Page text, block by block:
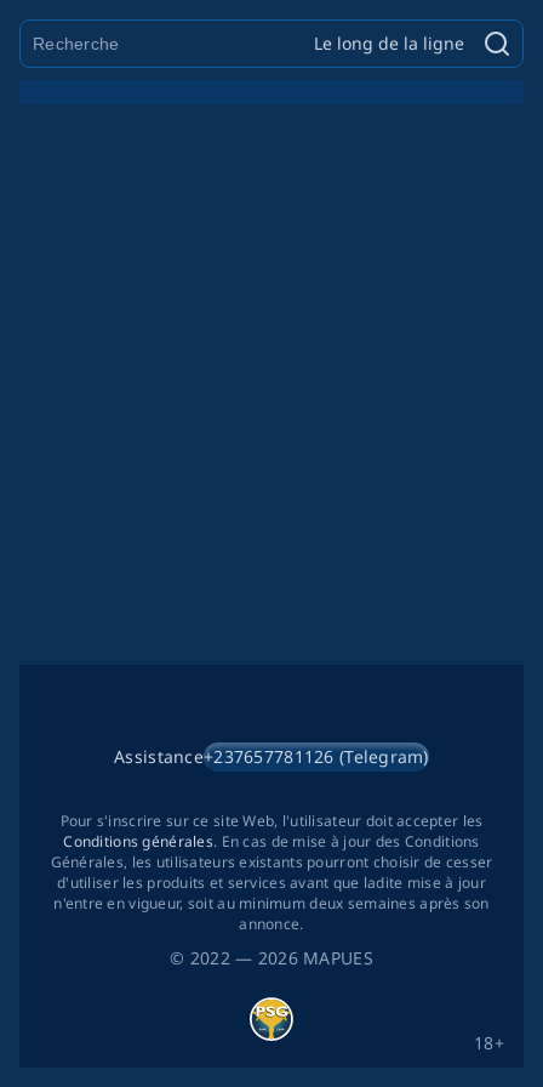
Le long de la ligne
© 2022— 2026 MAPUES
Assistance+237657781126 (Telegram)
18+
Pour s'inscrire sur ce site Web, l'utilisateur doit accepter les
Conditions générales. En cas de mise à jour des Conditions
Générales, les utilisateurs existants pourront choisir de cesser
d'utiliser les produits et services avant que ladite mise à jour
n'entre en vigueur, soit au minimum deux semaines après son
annonce.